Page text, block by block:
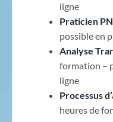
ligne
Praticien
possible en
Analyse
formation –
ligne
Processus
heures de